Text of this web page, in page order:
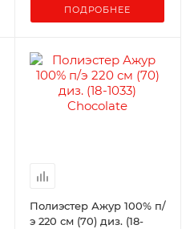
ПОДРОБНЕЕ
Полиэстер Ажур 100% п/
э 220 см (70) диз. (18-